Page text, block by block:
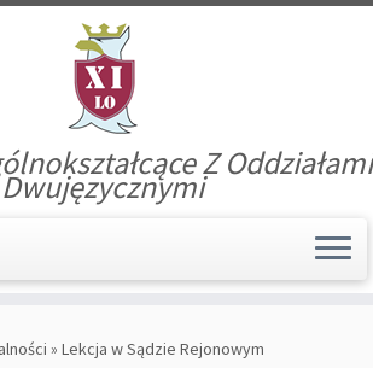
Z Oddziałami
Dwujęzycznymi
» Lekcja w Sądzie Rejonowym